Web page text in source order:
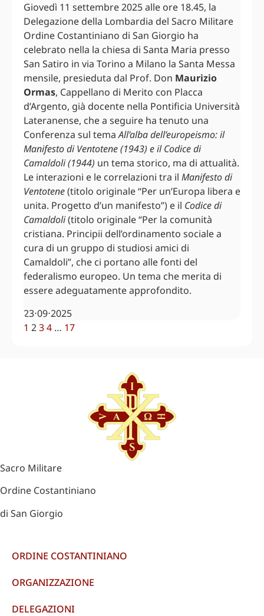
Giovedì 11 settembre 2025 alle ore 18.45, la
Delegazione della Lombardia del Sacro Militare
Ordine Costantiniano di San Giorgio ha
celebrato nella la chiesa di Santa Maria presso
San Satiro in via Torino a Milano la Santa Messa
mensile, presieduta dal Prof. Don Maurizio
Ormas, Cappellano di Merito con Placca
d’Argento, già docente nella Pontificia Università
Lateranense, che a seguire ha tenuto una
Conferenza sul temaAll’alba dell’europeismo: il
Manifesto di Ventotene (1943) e il Codice di
Camaldoli (1944) un tema storico, ma di attualità.
Le interazioni e le correlazioni tra il Manifesto di
Ventotene(titolo originale “Per un’Europa libera e
unita. Progetto d’un manifesto”) e il Codice di
Camaldoli(titolo originale “Per la comunità
cristiana. Principii dell’ordinamento sociale a
cura di un gruppo di studiosi amici di
Camaldoli”, che ci portano alle fonti del
federalismo europeo. Un tema che merita di
essere adeguatamente approfondito.
23⋅09⋅2025
1 234 … 17
Sacro Militare
Ordine Costantiniano
di San Giorgio
ORDINE COSTANTINIANO
ORGANIZZAZIONE
DELEGAZIONI